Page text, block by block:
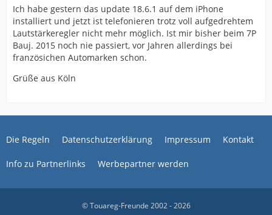
Ich habe gestern das update 18.6.1 auf dem iPhone
installiert und jetzt ist telefonieren trotz voll aufgedrehtem
Lautstärkeregler nicht mehr möglich. Ist mir bisher beim 7P
Bauj. 2015 noch nie passiert, vor Jahren allerdings bei
französichen Automarken schon.
Grüße aus Köln
Die Regeln Datenschutzerklärung Impressum Kontakt
Info zu Partnerlinks Werbepartner werden
© Touareg-Freunde 2002 - 2026